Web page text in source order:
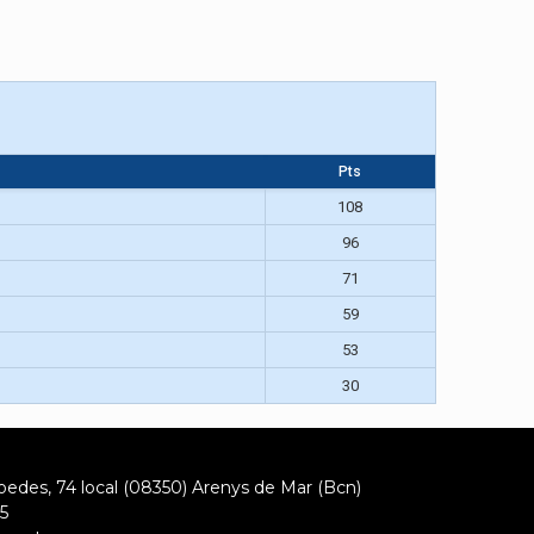
Pts
108
96
71
59
53
30
74 local (08350) Arenys de Mar (Bcn)